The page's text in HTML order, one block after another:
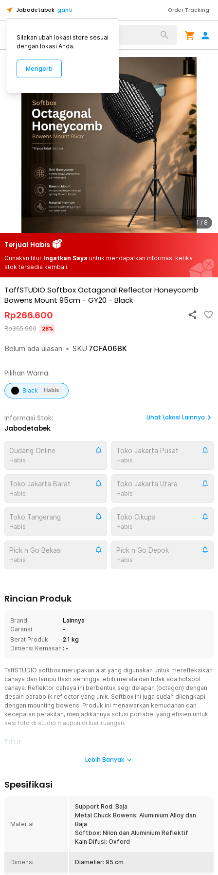
Jabodetabek ganti Order Tracking
Alat Kopi
1 / 8
Terjual Habis
Gunakan fitur Ingatkan Saya untuk mendapatkan informasi ketika
stok tersedia kembali.
TaffSTUDIO Softbox Octagonal Reflector Honeycomb
Bowens Mount 95cm - GY20 - Black
Belum ada ulasan • SKU 7CFA06BK
Rp266.600
Rp365.900 28%
Pilihan Warna:
Black Habis
Informasi Stok:
Jabodetabek
Lihat Lokasi Lainnya
Gudang Online
Habis
Toko Jakarta Pusat
Habis
Toko Jakarta Barat
Habis
Toko Jakarta Utara
Habis
Toko Tangerang
Habis
Toko Cikupa
Habis
Pick n Go Bekasi
Habis
Pick n Go Depok
Habis
Rincian Produk
Brand
Lainnya
Garansi
-
Berat Produk
2.1 kg
Dimensi Kemasan : -
TaffSTUDIO softbox merupakan alat yang digunakan untuk merefleksikan
cahaya dari lampu flash sehingga lebih merata dan tidak ada hotspot
cahaya. Reflektor cahaya ini berbentuk segi delapan (octagon) dengan
desain parabolik reflector yang unik. Softbox ini juga sudah dilengkapi
dengan mounting bowens. Produk ini menawarkan kemudahan dan
kecepatan perakitan, menjadikannya solusi portabel yang efisien untuk
sesi foto di studio maupun di luar ruangan.
Fitur
Anda mendapatkan fleksibilitas tanpa batas untuk
profesional yang sudah Anda miliki. Sehingga menjadikan proses
setup studio lebih efisien dan andal.
Diameter Yang Luas
Softbox octagonal dari TaffSTUDIO memiliki diameter 95 cm.
Dengan diameter sebesar 95 cm, softbox octagonal ini dirancang
menjamin kualitas cahaya yang paling lembut dan merata. Ukuran
Lebih Banyak
Spesifikasi
Material
Support Rod: Baja
Metal Chuck Bowens: Aluminium Alloy dan
Baja
Softbox: Nilon dan Aluminium Reflektif
Kain Difusi: Oxford
Dimensi Diameter: 95 cm
Silakan ubah lokasi store sesuai
dengan lokasi Anda.
Mengerti